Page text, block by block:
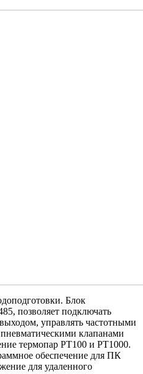
Блок
позволяет подключать
управлять частотными
клапанами
термопар PT100 и РТ1000.
обеспечение для ПК
для удаленного